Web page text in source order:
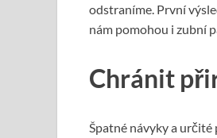
odstraníme. První
nám pomohou i zubní
Chránit
Špatné návyky a